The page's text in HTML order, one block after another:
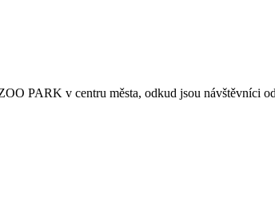
PARK v centru města, odkud jsou návštěvníci